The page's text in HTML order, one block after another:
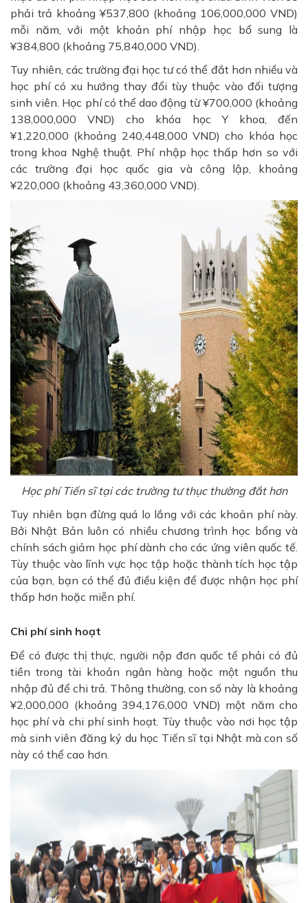
phải trả khoảng ¥537,800 (khoảng 106,000,000 VND)
mỗi năm, với một khoản phí nhập học bổ sung là
¥384,800 (khoảng 75,840,000 VND).
Tuy nhiên, các trường đại học tư có thể đắt hơn nhiều và
học phí có xu hướng thay đổi tùy thuộc vào đối tượng
sinh viên. Học phí có thể dao động từ ¥700,000 (khoảng
138,000,000 VND) cho khóa học Y khoa, đến
¥1,220,000 (khoảng 240,448,000 VND) cho khóa học
trong khoa Nghệ thuật. Phí nhập học thấp hơn so với
các trường đại học quốc gia và công lập, khoảng
¥220,000 (khoảng 43,360,000 VND).
Học phí Tiến sĩ tại các trường tư thục thường đắt hơn
Tuy nhiên bạn đừng quá lo lắng với các khoản phí này.
Bởi Nhật Bản luôn có nhiều chương trình học bổng và
chính sách giảm học phí dành cho các ứng viên quốc tế.
Tùy thuộc vào lĩnh vực học tập hoặc thành tích học tập
của bạn, bạn có thể đủ điều kiện để được nhận học phí
thấp hơn hoặc miễn phí.
Chi phí sinh hoạt
Để có được thị thực, người nộp đơn quốc tế phải có đủ
tiền trong tài khoản ngân hàng hoặc một nguồn thu
nhập đủ để chi trả. Thông thường, con số này là khoảng
¥2,000,000 (khoảng 394,176,000 VND) một năm cho
học phí và chi phí sinh hoạt. Tùy thuộc vào nơi học tập
mà sinh viên đăng ký du học Tiến sĩ tại Nhật mà con số
này có thể cao hơn.